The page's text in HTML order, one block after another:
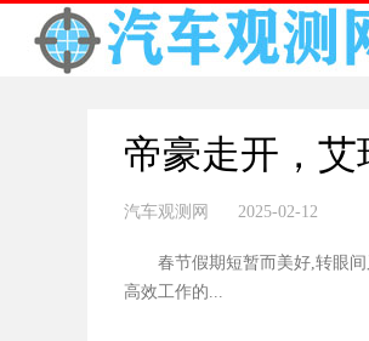
帝豪走开，
汽车观测网 2025-02-12
春节假期短暂而美好,转眼间
高效工作的...